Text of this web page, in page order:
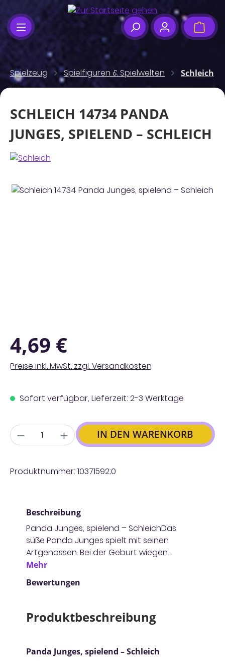
Zum Hauptinhalt springen
Spielzeug Spielfiguren & Spielwelten Schleich
SCHLEICH 14734 PANDA
JUNGES, SPIELEND – SCHLEICH
Bildergalerie überspringen
Regulärer Preis:
4,69 €
Preise inkl. MwSt. zzgl. Versandkosten
Sofort verfügbar, Lieferzeit: 2-3 Werktage
Anzahl IN DEN WARENKORB
Produktnummer: 10371592;0
Beschreibung
Panda Junges, spielend – SchleichDas
süße Panda Junges spielt mit seinen
Artgenossen. Bei der Geburt wiegen…
Mehr
Bewertungen
Produktbeschreibung
Panda Junges, spielend – Schleich